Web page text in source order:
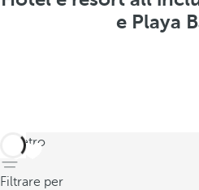
e Playa
indietro
Filtrare per